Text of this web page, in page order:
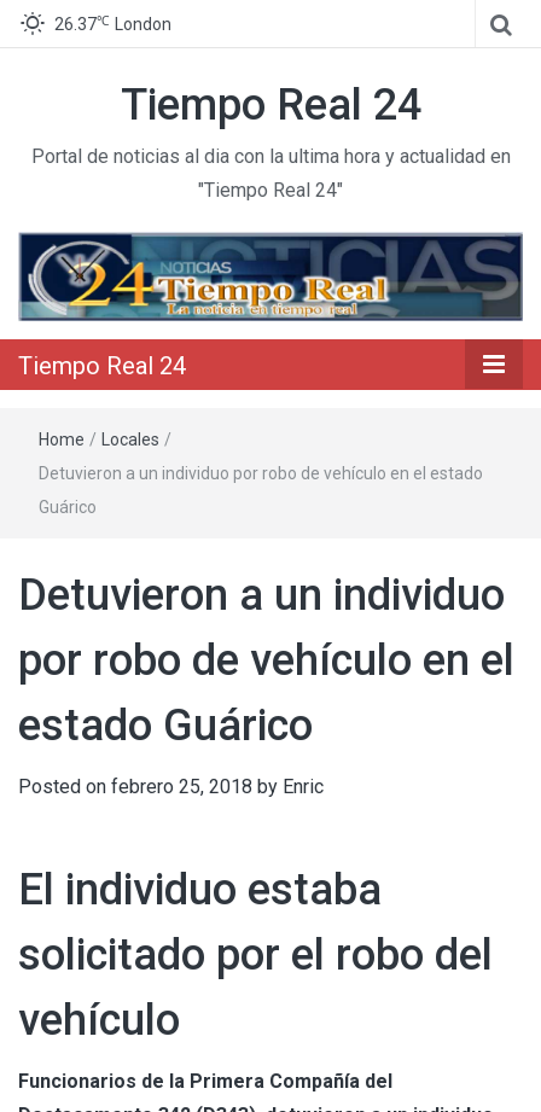
26.37℃ London
Tiempo Real 24
Portal de noticias al dia con la ultima hora y actualidad en
"Tiempo Real 24"
Tiempo Real 24
Home / Locales /
Detuvieron a un individuo por robo de vehículo en el estado
Guárico
Detuvieron a un individuo
por robo de vehículo en el
estado Guárico
Posted on febrero 25, 2018 by Enric
El individuo estaba
solicitado por el robo del
vehículo
Funcionarios de la Primera Compañía del